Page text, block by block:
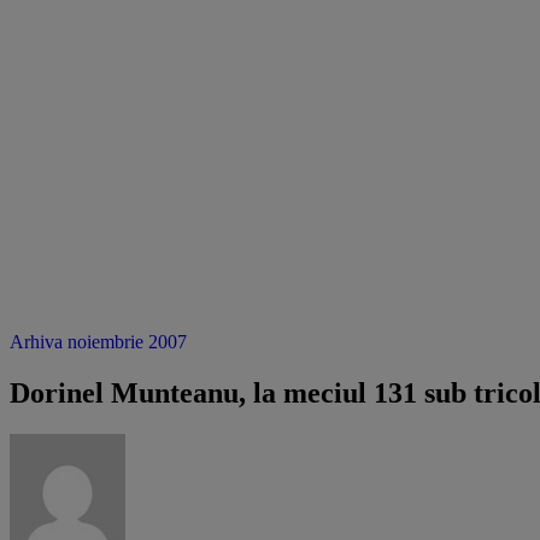
Arhiva noiembrie 2007
Dorinel Munteanu, la meciul 131 sub